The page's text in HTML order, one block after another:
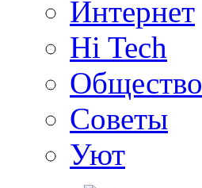
Интернет
Hi Tech
Общество
Советы
Уют